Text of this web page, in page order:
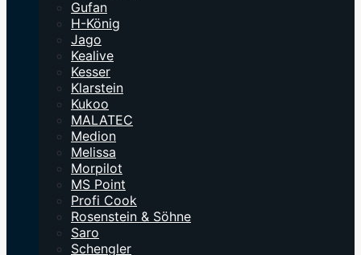
Gufan
H-König
Jago
Kealive
Kesser
Klarstein
Kukoo
MALATEC
Medion
Melissa
Morpilot
MS Point
Profi Cook
Rosenstein & Söhne
Saro
Schengler